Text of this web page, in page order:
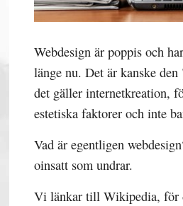
Webdesign är poppis och
länge nu. Det är kanske
det gäller internetkreation,
estetiska faktorer och inte
Vad är egentligen
oinsatt som undrar.
Vi länkar till Wikipedia, för